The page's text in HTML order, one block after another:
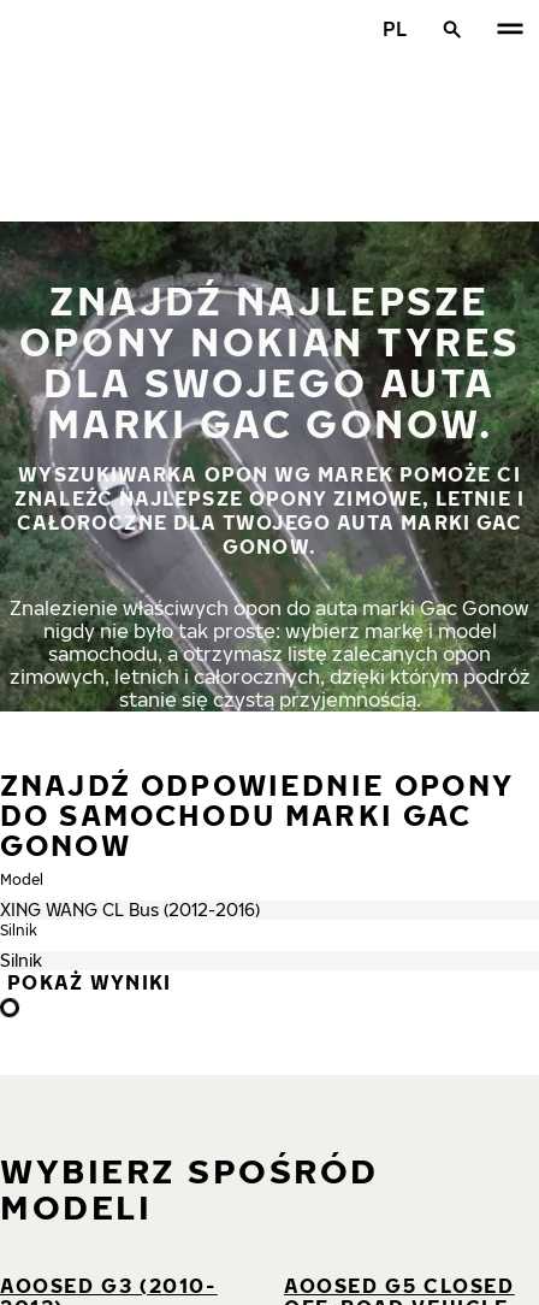
PL
ZNAJDŹ NAJLEPSZE
OPONY NOKIAN TYRES
DLA SWOJEGO AUTA
MARKI GAC GONOW.
WYSZUKIWARKA OPON WG MAREK POMOŻE CI
ZNALEŹĆ NAJLEPSZE OPONY ZIMOWE, LETNIE I
CAŁOROCZNE DLA TWOJEGO AUTA MARKI GAC
GONOW.
Znalezienie właściwych opon do auta marki Gac Gonow
nigdy nie było tak proste: wybierz markę i model
samochodu, a otrzymasz listę zalecanych opon
zimowych, letnich i całorocznych, dzięki którym podróż
stanie się czystą przyjemnością.
ZNAJDŹ ODPOWIEDNIE OPONY
DO SAMOCHODU MARKI GAC
GONOW
Model
Silnik
POKAŻ WYNIKI
WYBIERZ SPOŚRÓD
MODELI
AOOSED G3 (2010-
AOOSED G5 CLOSED